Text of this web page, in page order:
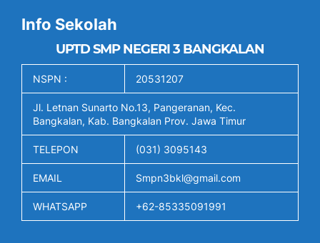
Info Sekolah
UPTD SMP NEGERI 3 BANGKALAN
NSPN : 20531207
Jl. Letnan Sunarto No.13, Pangeranan, Kec.
Bangkalan, Kab. Bangkalan Prov. Jawa Timur
TELEPON (031) 3095143
EMAIL Smpn3bkl@gmail.com
WHATSAPP +62-85335091991